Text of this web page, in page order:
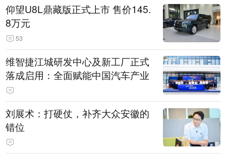
仰望U8L鼎藏版正式上市 售价145.
8万元
53
维智捷江城研发中心及新工厂正式
落成启用：全面赋能中国汽车产业
刘展术：打硬仗，补齐大众安徽的
错位